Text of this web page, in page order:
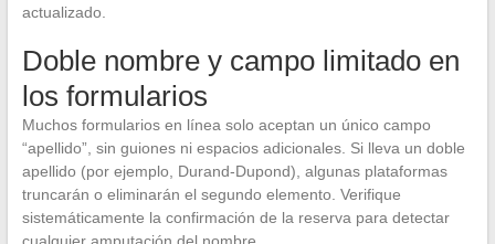
actualizado.
Doble nombre y campo limitado en
los formularios
Muchos formularios en línea solo aceptan un único campo
“apellido”, sin guiones ni espacios adicionales. Si lleva un doble
apellido (por ejemplo, Durand-Dupond), algunas plataformas
truncarán o eliminarán el segundo elemento. Verifique
sistemáticamente la confirmación de la reserva para detectar